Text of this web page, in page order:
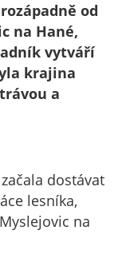
od
na Hané,
vytváří
krajina
a
dostávat
lesníka,
na